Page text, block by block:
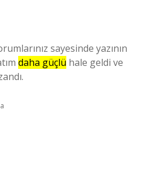
sayesinde yazının
daha güçlü hale geldi ve